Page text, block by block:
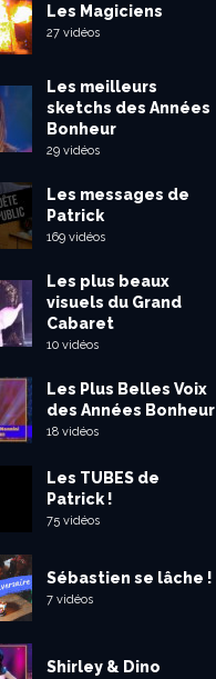
Les Magiciens
27 vidéos
Les meilleurs
sketchs des Années
Bonheur
29 vidéos
Les messages de
Patrick
169 vidéos
Les plus beaux
visuels du Grand
Cabaret
10 vidéos
Les Plus Belles Voix
des Années Bonheur
18 vidéos
Les TUBES de
Patrick !
75 vidéos
Sébastien se lâche !
7 vidéos
Shirley & Dino